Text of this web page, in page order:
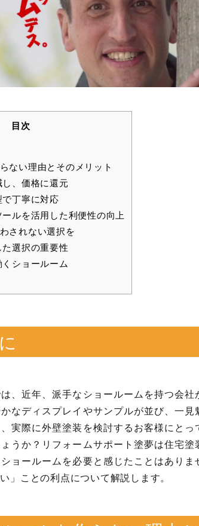
目次
ない理由とそのメリット
、価格に還元
丁寧に対応
ルを活用した利便性の向上
されない選択を
選択の重要性
ショールーム
、近年、派手なショールームを持つ会社
なディスプレイやサンプルが並び、一見
実際に外壁塗装を検討するお客様にとっ
うか？リフォームサポート塗夢は住宅塗
ョールームを必要と感じたことはありま
」ことの利点について解説します。